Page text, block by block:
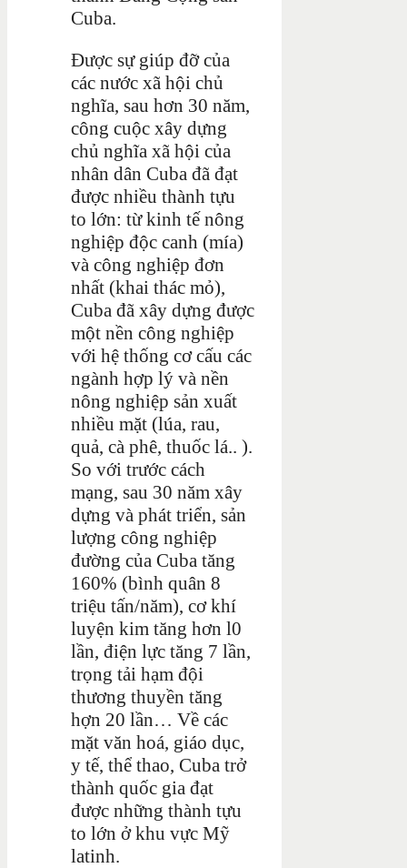
Cuba.
Được sự giúp đỡ của
các nước xã hội chủ
nghĩa, sau hơn 30 năm,
công cuộc xây dựng
chủ nghĩa xã hội của
nhân dân Cuba đã đạt
được nhiều thành tựu
to lớn: từ kinh tế nông
nghiệp độc canh (mía)
và công nghiệp đơn
nhất (khai thác mỏ),
Cuba đã xây dựng được
một nền công nghiệp
với hệ thống cơ cấu các
ngành hợp lý và nền
nông nghiệp sản xuất
nhiều mặt (lúa, rau,
quả, cà phê, thuốc lá.. ).
So với trước cách
mạng, sau 30 năm xây
dựng và phát triển, sản
lượng công nghiệp
đường của Cuba tăng
160% (bình quân 8
triệu tấn/năm), cơ khí
luyện kim tăng hơn l0
lần, điện lực tăng 7 lần,
trọng tải hạm đội
thương thuyền tăng
hợn 20 lần… Về các
mặt văn hoá, giáo dục,
y tế, thể thao, Cuba trở
thành quốc gia đạt
được những thành tựu
to lớn ở khu vực Mỹ
latinh.